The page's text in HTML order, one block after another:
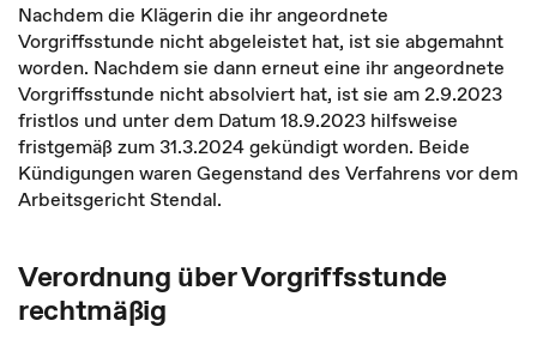
Nachdem die Klägerin die ihr angeordnete
Vorgriffsstunde nicht abgeleistet hat, ist sie abgemahnt
worden. Nachdem sie dann erneut eine ihr angeordnete
Vorgriffsstunde nicht absolviert hat, ist sie am 2.9.2023
fristlos und unter dem Datum 18.9.2023 hilfsweise
fristgemäß zum 31.3.2024 gekündigt worden. Beide
Kündigungen waren Gegenstand des Verfahrens vor dem
Arbeitsgericht Stendal.
Verordnung über Vorgriffsstunde
rechtmäßig